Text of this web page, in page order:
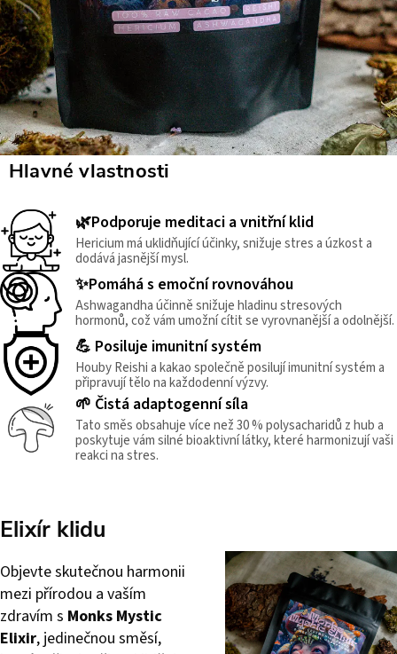
Hlavné vlastnosti
🌿Podporuje meditaci a vnitřní klid
Hericium má uklidňující účinky, snižuje stres a úzkost a
dodává jasnější mysl.
✨Pomáhá s emoční rovnováhou
Ashwagandha účinně snižuje hladinu stresových
hormonů, což vám umožní cítit se vyrovnanější a odolnější.
💪 Posiluje imunitní systém
Houby Reishi a kakao společně posilují imunitní systém a
připravují tělo na každodenní výzvy.
🌱 Čistá adaptogenní síla
Tato směs obsahuje více než 30 % polysacharidů z hub a
poskytuje vám silné bioaktivní látky, které harmonizují vaši
reakci na stres.
Elixír klidu
Objevte skutečnou harmonii
mezi přírodou a vaším
zdravím s Monks Mystic
Elixir, jedinečnou směsí,